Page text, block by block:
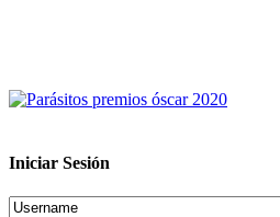
Iniciar Sesión